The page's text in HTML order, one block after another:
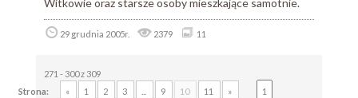
Witkowie oraz starsze osoby mieszkające samotnie.
29 grudnia 2005r. 2379 11
271 - 300 z 309
«
1 2 3 9 10 11 »
Strona: